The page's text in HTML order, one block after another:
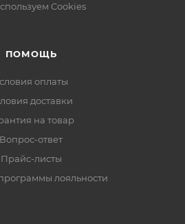
Cookies
ПОМОЩЬ
оплаты
доставки
на товар
Вопрос-ответ
Прайс-листы
лояльности